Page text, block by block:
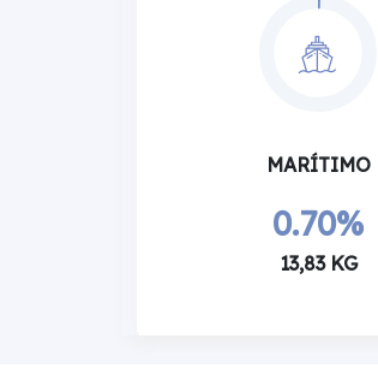
MARÍTIMO
0.70%
13,83 KG